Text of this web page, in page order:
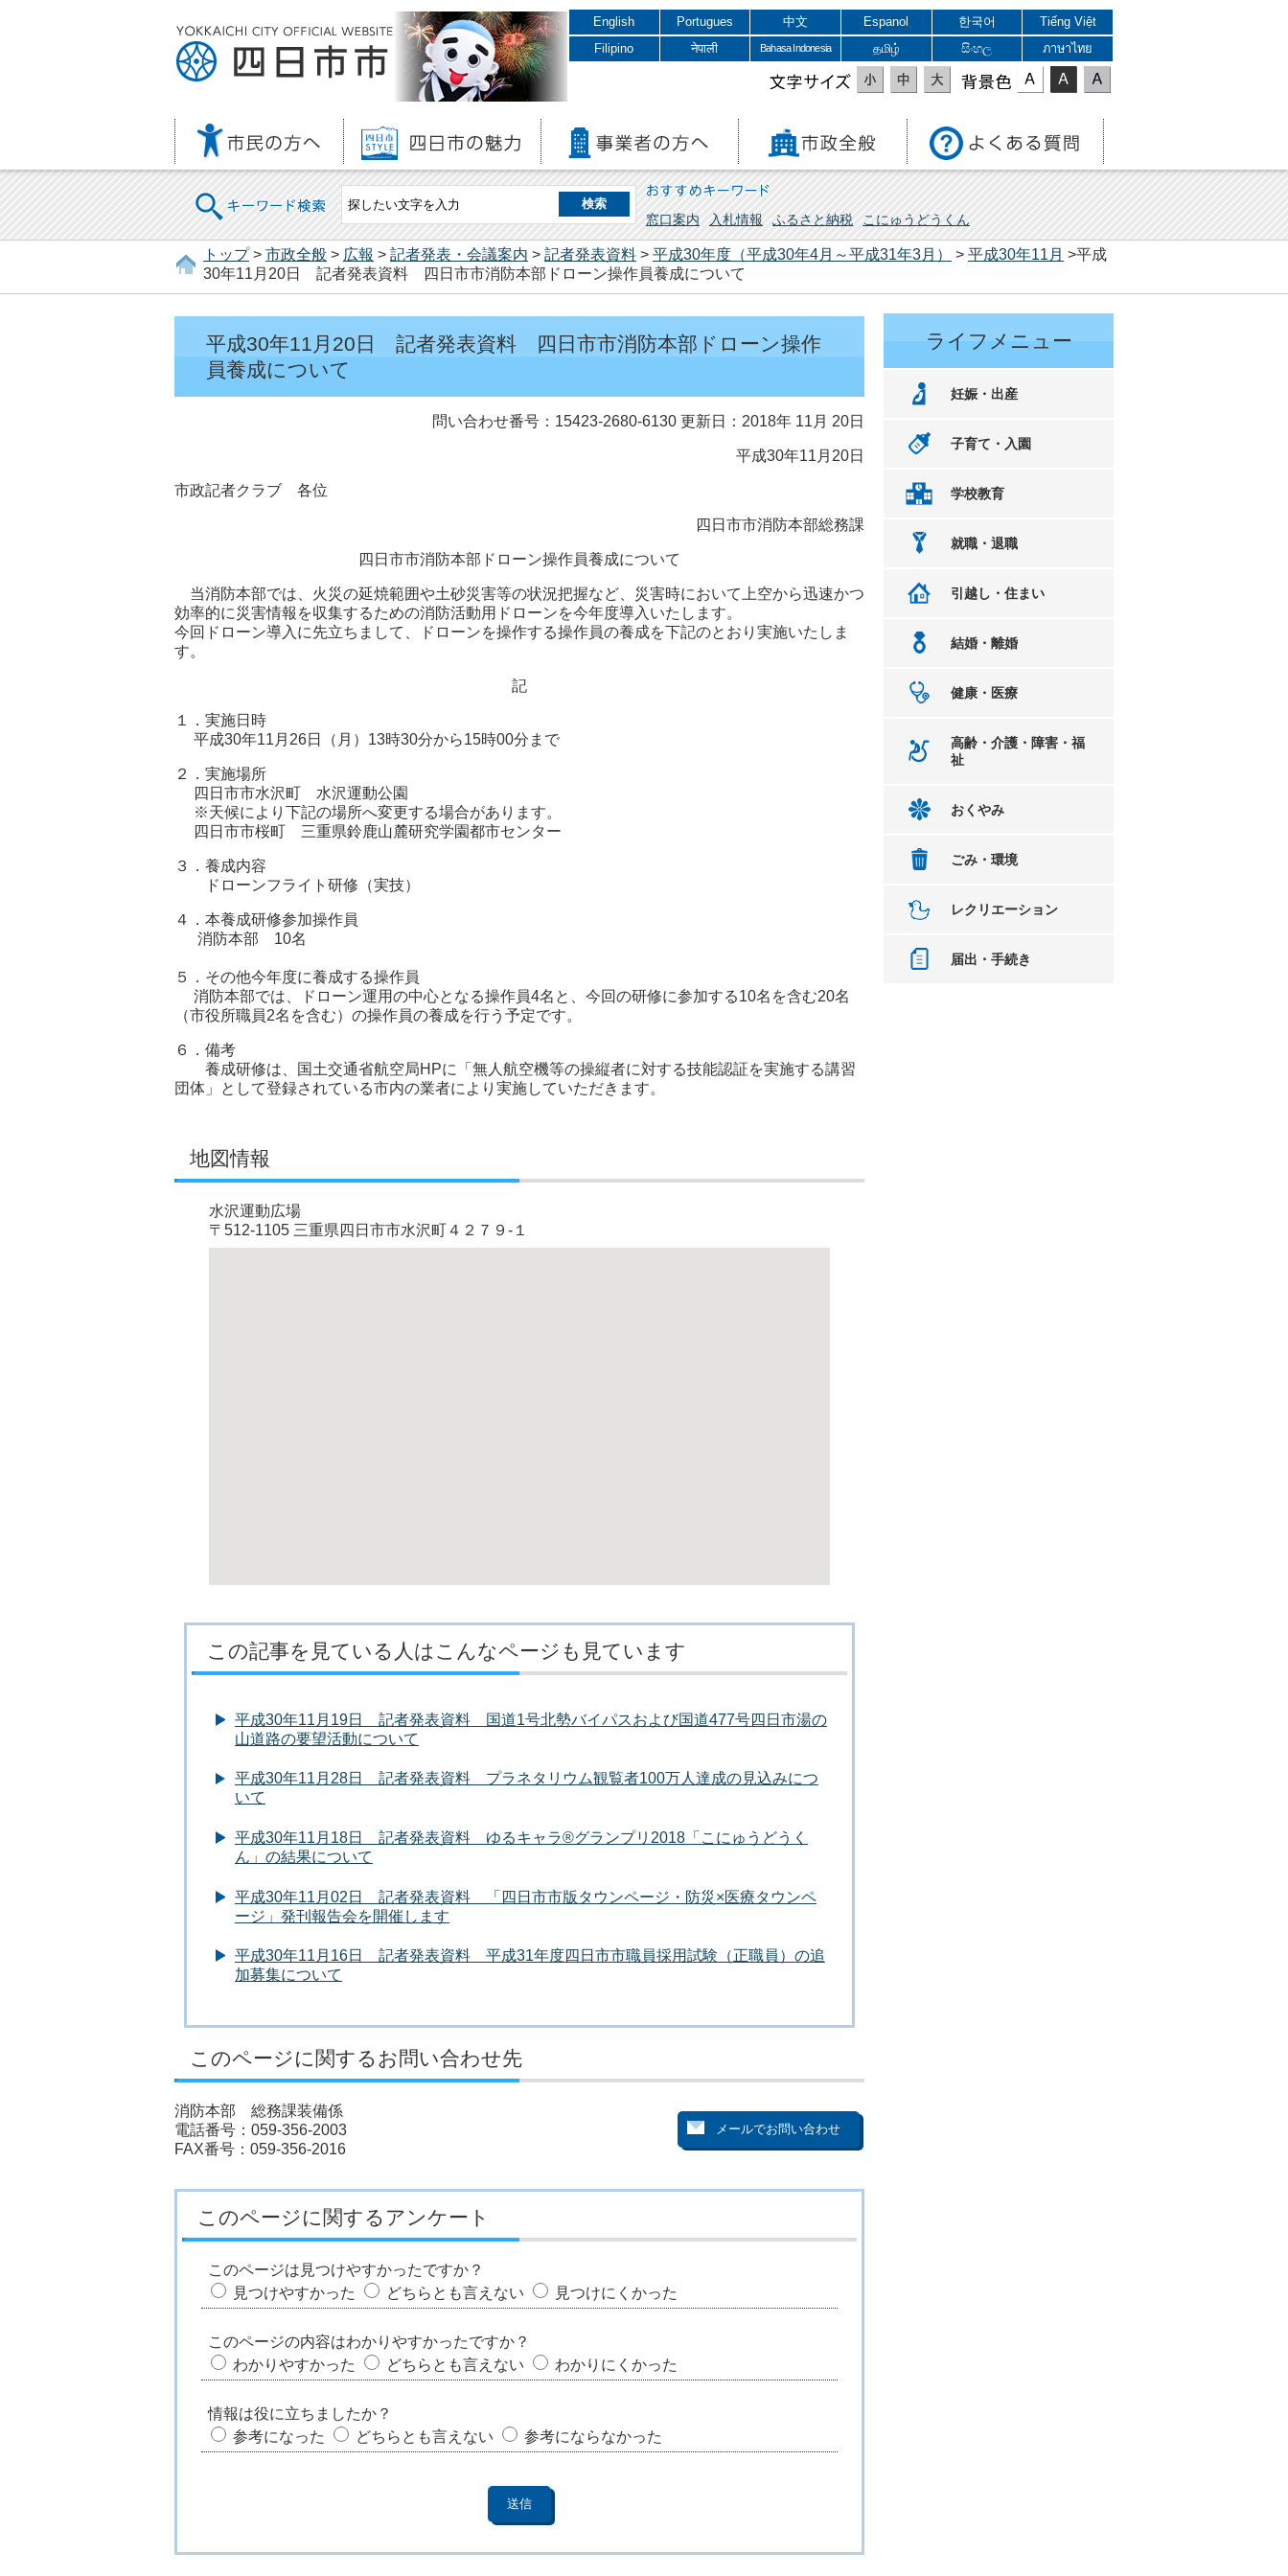
English Portugues 中文 Espanol 한국어
Tiếng Việt
Filipino
नेपाली Bahasa Indonesia தமிழ் සිංහල ภาษาไทย
文字サイズ 表示色
キーワード検索 おすすめキーワード
窓口案内 入札情報 ふるさと納税 こにゅうどうくん
トップ> 市政全般 > 広報 > 記者発表・会議案内 > 記者発表資料 > 平成30年度（平成30年4月～平成31年3月） > 平成30年11月 >平成
30年11月20日 記者発表資料 四日市市消防本部ドローン操作員養成について
平成30年11月20日 記者発表資料 四日市市消防本部ドローン操作
員養成について
問い合わせ番号：15423-2680-6130 更新日：2018年 11月 20日
平成30年11月20日
市政記者クラブ 各位
四日市市消防本部総務課
四日市市消防本部ドローン操作員養成について
当消防本部では、火災の延焼範囲や土砂災害等の状況把握など、災害時において上空から迅速かつ
効率的に災害情報を収集するための消防活動用ドローンを今年度導入いたします。
今回ドローン導入に先立ちまして、ドローンを操作する操作員の養成を下記のとおり実施いたしま
す。
記
１．実施日時
平成30年11月26日（月）13時30分から15時00分まで
２．実施場所
四日市市水沢町 水沢運動公園
※天候により下記の場所へ変更する場合があります。
四日市市桜町 三重県鈴鹿山麓研究学園都市センター
３．養成内容
ドローンフライト研修（実技）
４．本養成研修参加操作員
消防本部 10名
５．その他今年度に養成する操作員
消防本部では、ドローン運用の中心となる操作員4名と、今回の研修に参加する10名を含む20名
（市役所職員2名を含む）の操作員の養成を行う予定です。
６．備考
養成研修は、国土交通省航空局HPに「無人航空機等の操縦者に対する技能認証を実施する講習
団体」として登録されている市内の業者により実施していただきます。
地図情報
水沢運動広場
〒512-1105 三重県四日市市水沢町４２７９-１
この記事を見ている人はこんなページも見ています
平成30年11月19日 記者発表資料 国道1号北勢バイパスおよび国道477号四日市湯の
山道路の要望活動について
平成30年11月28日 記者発表資料 プラネタリウム観覧者100万人達成の見込みにつ
いて
平成30年11月18日 記者発表資料 ゆるキャラ®グランプリ2018「こにゅうどうく
ん」の結果について
平成30年11月02日 記者発表資料 「四日市市版タウンページ・防災×医療タウンペ
ージ」発刊報告会を開催します
平成30年11月16日 記者発表資料 平成31年度四日市市職員採用試験（正職員）の追
加募集について
このページに関するお問い合わせ先
消防本部 総務課装備係
電話番号：059-356-2003
FAX番号：059-356-2016
このページに関するアンケート
このページは見つけやすかったですか？
見つけやすかった
どちらとも言えない 見つけにくかった
このページの内容はわかりやすかったですか？
わかりやすかった
どちらとも言えない わかりにくかった
情報は役に立ちましたか？
参考になった
どちらとも言えない 参考にならなかった
ライフメニュー
妊娠・出産
子育て・入園
学校教育
就職・退職
引越し・住まい
結婚・離婚
健康・医療
高齢・介護・障害・福
祉
おくやみ
ごみ・環境
レクリエーション
届出・手続き